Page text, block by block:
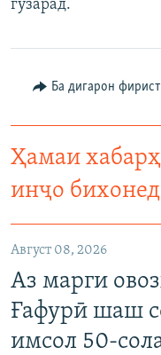
Ҳамаи сомонаҳои
гузарад.
Ба дигарон
Ҳамаи
инҷо бихонед
Август 08, 2026
Аз марги
Ғафурӣ шаш
имсол 50-